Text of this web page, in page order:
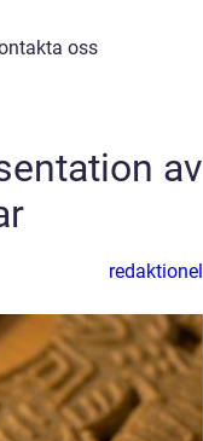
oss
av
redaktionel